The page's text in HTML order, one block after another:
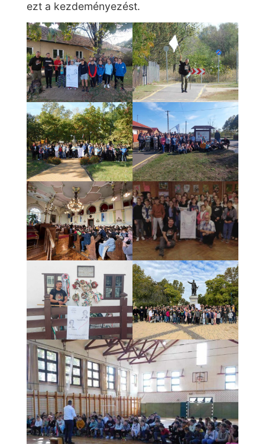
ezt a kezdeményezést.